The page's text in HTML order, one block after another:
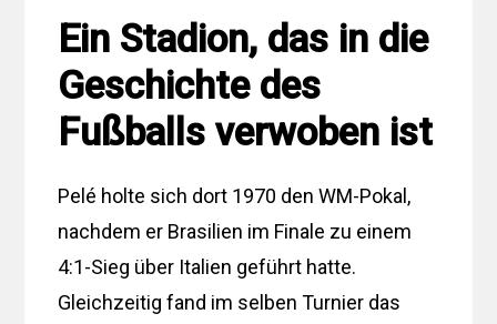
Ein Stadion, das in die
Geschichte des
Fußballs verwoben ist
Pelé holte sich dort 1970 den WM-Pokal,
nachdem er Brasilien im Finale zu einem
4:1-Sieg über Italien geführt hatte.
Gleichzeitig fand im selben Turnier das